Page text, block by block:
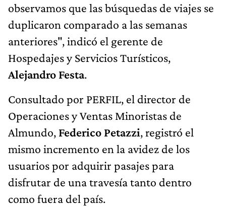
observamos que las búsquedas de viajes se
duplicaron comparado a las semanas
anteriores", indicó el gerente de
Hospedajes y Servicios Turísticos,
Alejandro Festa.
Consultado por PERFIL, el director de
Operaciones y Ventas Minoristas de
Almundo, Federico Petazzi, registró el
mismo incremento en la avidez de los
usuarios por adquirir pasajes para
disfrutar de una travesía tanto dentro
como fuera del país.